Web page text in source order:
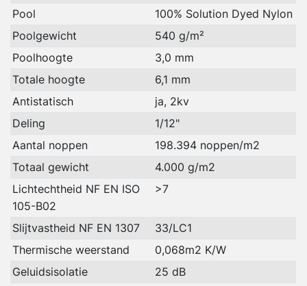
Pool
100% Solution Dyed Nylon
Poolgewicht
540 g/m²
Poolhoogte
3,0 mm
Totale hoogte
6,1 mm
Antistatisch
ja, 2kv
Deling
1/12"
Aantal noppen
198.394 noppen/m2
Totaal gewicht
4.000 g/m2
Lichtechtheid NF EN ISO
105-B02
>7
Slijtvastheid NF EN 1307
33/LC1
Thermische weerstand
0,068m2 K/W
Geluidsisolatie
25 dB